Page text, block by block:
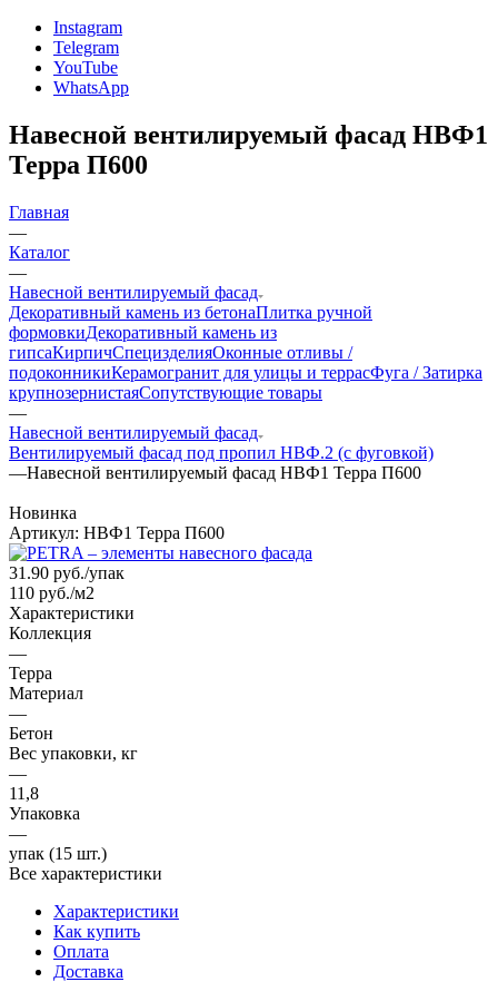
Instagram
Telegram
YouTube
WhatsApp
Навесной вентилируемый фасад НВФ1
Терра П600
Главная
—
Каталог
—
Навесной вентилируемый фасад
Декоративный камень из бетонаПлитка ручной
формовкиДекоративный камень из
гипсаКирпичСпецизделияОконные отливы /
подоконникиКерамогранит для улицы и террасФуга / Затирка
крупнозернистаяСопутствующие товары
—
Навесной вентилируемый фасад
Вентилируемый фасад под пропил НВФ.2 (с фуговкой)
—Навесной вентилируемый фасад НВФ1 Терра П600
Новинка
Артикул: НВФ1 Терра П600
31.90 руб./упак
110 руб./м2
Характеристики
Коллекция
—
Терра
Материал
—
Бетон
Вес упаковки, кг
—
11,8
Упаковка
—
упак (15 шт.)
Все характеристики
Характеристики
Как купить
Оплата
Доставка